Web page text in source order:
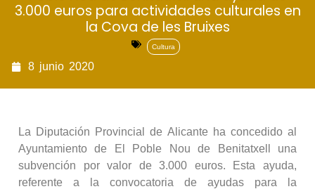
3.000 euros para actividades culturales en
la Cova de les Bruixes
Cultura
8 junio 2020
La Diputación Provincial de Alicante ha concedido al
Ayuntamiento de El Poble Nou de Benitatxell una
subvención por valor de 3.000 euros. Esta ayuda,
referente a la convocatoria de ayudas para la